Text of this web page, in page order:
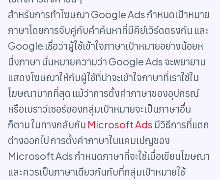
สำหรับการทำโฆษณา Google Ads กำหนดเป้าหมาย
ภาษาโดยการจับคู่กับคำค้นหาที่มีคีย์เวิร์ดตรงกัน และ
Google เชื่อว่าผู้ใช้เข้าใจภาษาเป้าหมายอย่างน้อยห
นึ่งภาษา นั่นหมายความว่า Google Ads จะพยายาม
แสดงโฆษณาให้กับผู้ใช้ที่น่าจะเข้าใจภาษาที่เราใช้ใน
โฆษณามากที่สุด แม้ว่าการตั้งค่าภาษาของอุปกรณ์
หรือเบราว์เซอร์ของกลุ่มเป้าหมายจะเป็นภาษาอื่น
ก็ตาม ในทางกลับกัน Microsoft Ads มีวิธีการที่แตก
ต่างออกไป การตั้งค่าภาษาในแคมเปญของ
Microsoft Ads กำหนดภาษาที่จะใช้เมื่อเขียนโฆษณา
และควรเป็นภาษาเดียวกันกับที่กลุ่มเป้าหมายใช้